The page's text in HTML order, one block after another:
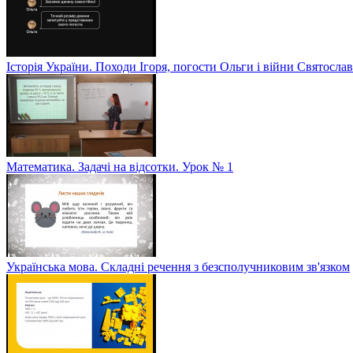
Історія України. Походи Ігоря, погости Ольги і війни
Математика. Задачі на відсотки. Урок № 1
Українська мова. Складні речення з безсполучниковим зв'язком